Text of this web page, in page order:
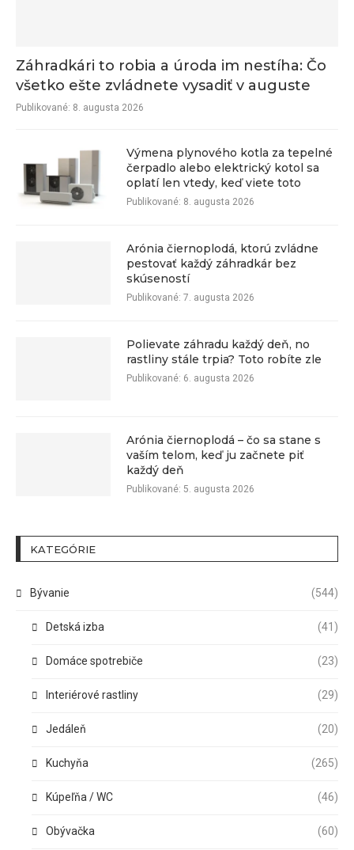
Záhradkári to robia a úroda im nestíha: Čo
všetko ešte zvládnete vysadiť v auguste
Publikované: 8. augusta 2026
Výmena plynového kotla za tepelné
čerpadlo alebo elektrický kotol sa
oplatí len vtedy, keď viete toto
Publikované: 8. augusta 2026
Arónia čiernoplodá, ktorú zvládne
pestovať každý záhradkár bez
skúseností
Publikované: 7. augusta 2026
Polievate záhradu každý deň, no
rastliny stále trpia? Toto robíte zle
Publikované: 6. augusta 2026
Arónia čiernoplodá – čo sa stane s
vaším telom, keď ju začnete piť
každý deň
Publikované: 5. augusta 2026
KATEGÓRIE
Bývanie (544)
Detská izba (41)
Domáce spotrebiče (23)
Interiérové rastliny (29)
Jedáleň (20)
Kuchyňa (265)
Kúpeľňa / WC (46)
Obývačka (60)